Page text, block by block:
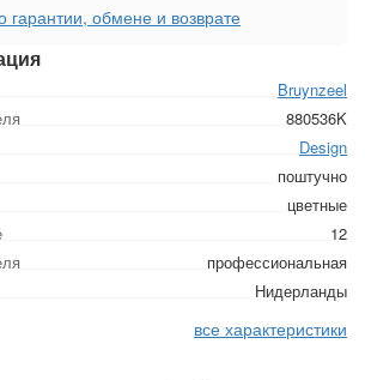
Bruynzeel
880536K
Design
поштучно
цветные
12
профессиональная
Нидерланды
все характеристики
гарантии, обмене и возврате